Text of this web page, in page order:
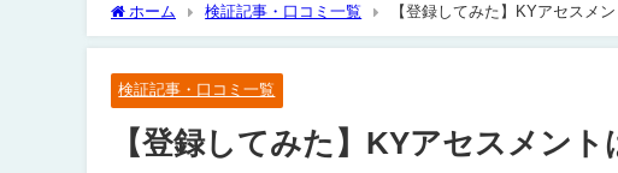
ホーム 検証記事・口コミ一覧 【登録してみた】KYアセスメ
検証記事・口コミ一覧
【登録してみた】KYアセスメン